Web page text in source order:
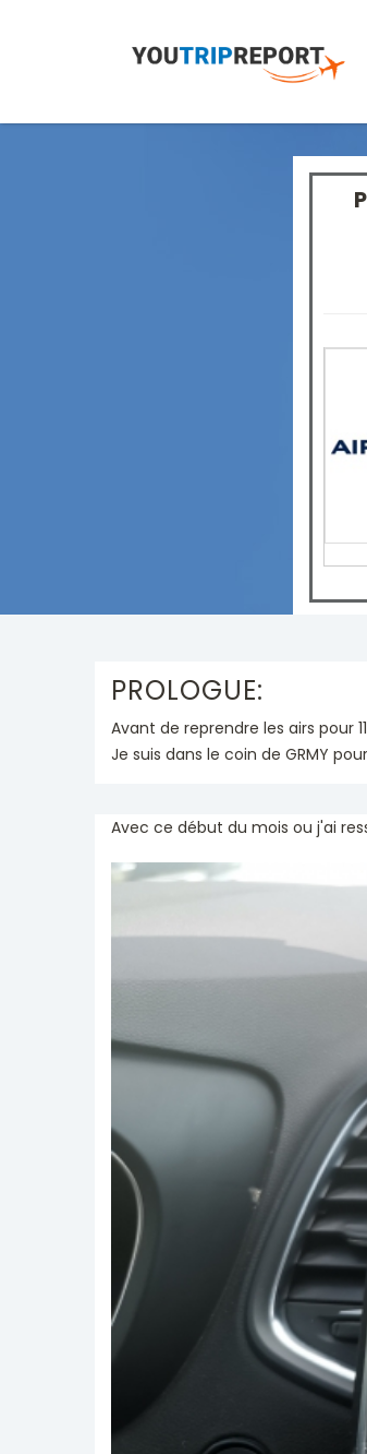
PROLOGUE:
Avant de reprendre les airs pour
Je suis dans le coin de GRMY
Avec ce début du mois ou j'ai